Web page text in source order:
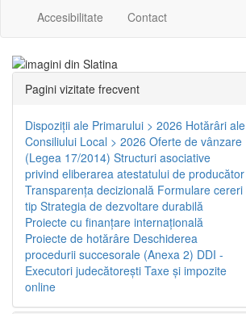
Accesibilitate Contact
Pagini vizitate frecvent
Dispoziţii ale Primarului > 2026 Hotărâri ale
Consiliului Local > 2026 Oferte de vânzare
(Legea 17/2014) Structuri asociative
privind eliberarea atestatului de producător
Transparenţa decizională Formulare cereri
tip Strategia de dezvoltare durabilă
Proiecte cu finanţare internaţională
Proiecte de hotărâre Deschiderea
procedurii succesorale (Anexa 2) DDI -
Executori judecătorești Taxe şi impozite
online